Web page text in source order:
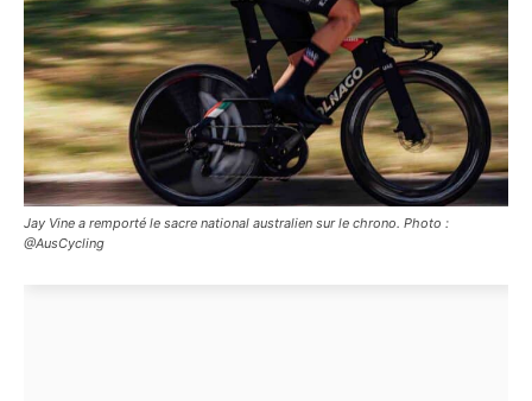
Jay Vine a remporté le sacre national australien sur le chrono. Photo :
@AusCycling